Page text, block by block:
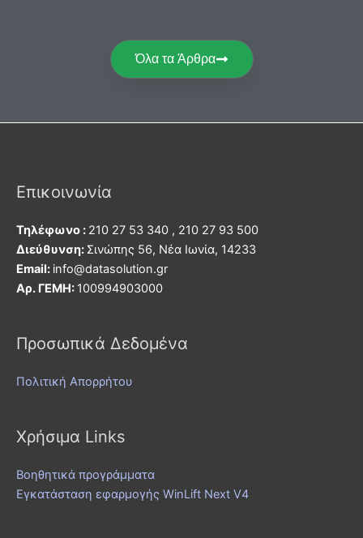
Όλα τα Άρθρα
Επικοινωνία
Τηλέφωνο : 210 27 53 340 , 210 27 93 500
Διεύθυνση: Σινώπης 56, Νέα Ιωνία, 14233
Εmail: info@datasolution.gr
Αρ. ΓΕΜΗ: 100994903000
Προσωπικά Δεδομένα
Πολιτική Απορρήτου
Χρήσιμα Links
Βοηθητικά προγράμματα
Εγκατάσταση εφαρμογής WinLift Next V4